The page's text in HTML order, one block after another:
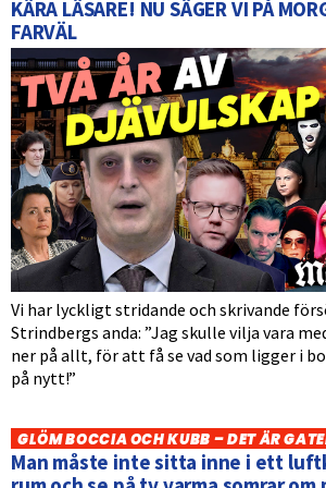
KÄRA LÄSARE! NU SÄGER VI PÅ
FARVÄL
Vi har lyckligt stridande och skrivande
Strindbergs anda: ”Jag skulle vilja vara
ner på allt, för att få se vad som ligger i
på nytt!”
GLÖM BOCCIA OCH KUBB – DET ÄR
Man måste inte sitta inne i ett